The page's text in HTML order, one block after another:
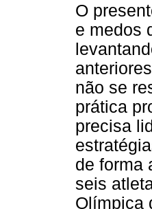
O
e medos
não se
prática
precisa
de forma
seis
Olímpica